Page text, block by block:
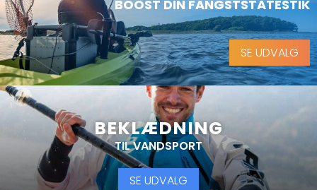
BOOST DIN FANGSTSTATESTIK
SE UDVALG
BEKLÆDNING
TIL VANDSPORT
SE UDVALG